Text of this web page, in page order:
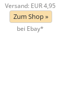
Versand: EUR 4,95
Zum Shop »
bei Ebay*